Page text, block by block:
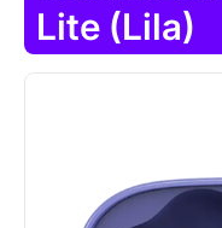
Lite (Lila)